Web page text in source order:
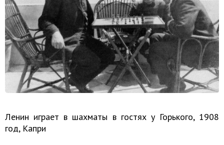
Ленин играет в шахматы в гостях у Горького, 1908
год, Капри